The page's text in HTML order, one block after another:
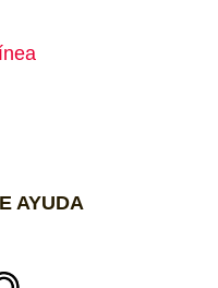
AYUDA